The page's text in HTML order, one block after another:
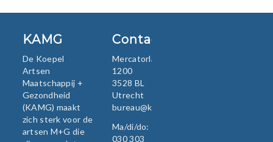
KAMG
De Koepel
Artsen
Maatschappij +
Gezondheid
(KAMG) maakt
zich sterk voor de
artsen M+G die
Contact
Mercatorlaan
1200
3528 BL
Utrecht
bureau@kamg.nl
Ma/di/do:
030 303